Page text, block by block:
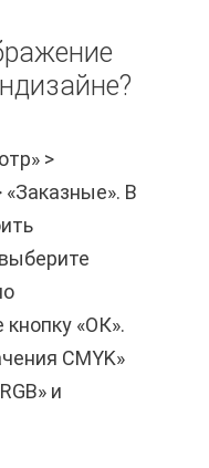
>
В
«ОК».
CMYK»
и